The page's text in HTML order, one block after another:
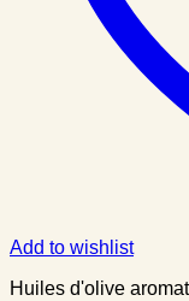
Add to wishlist
Huiles d'olive